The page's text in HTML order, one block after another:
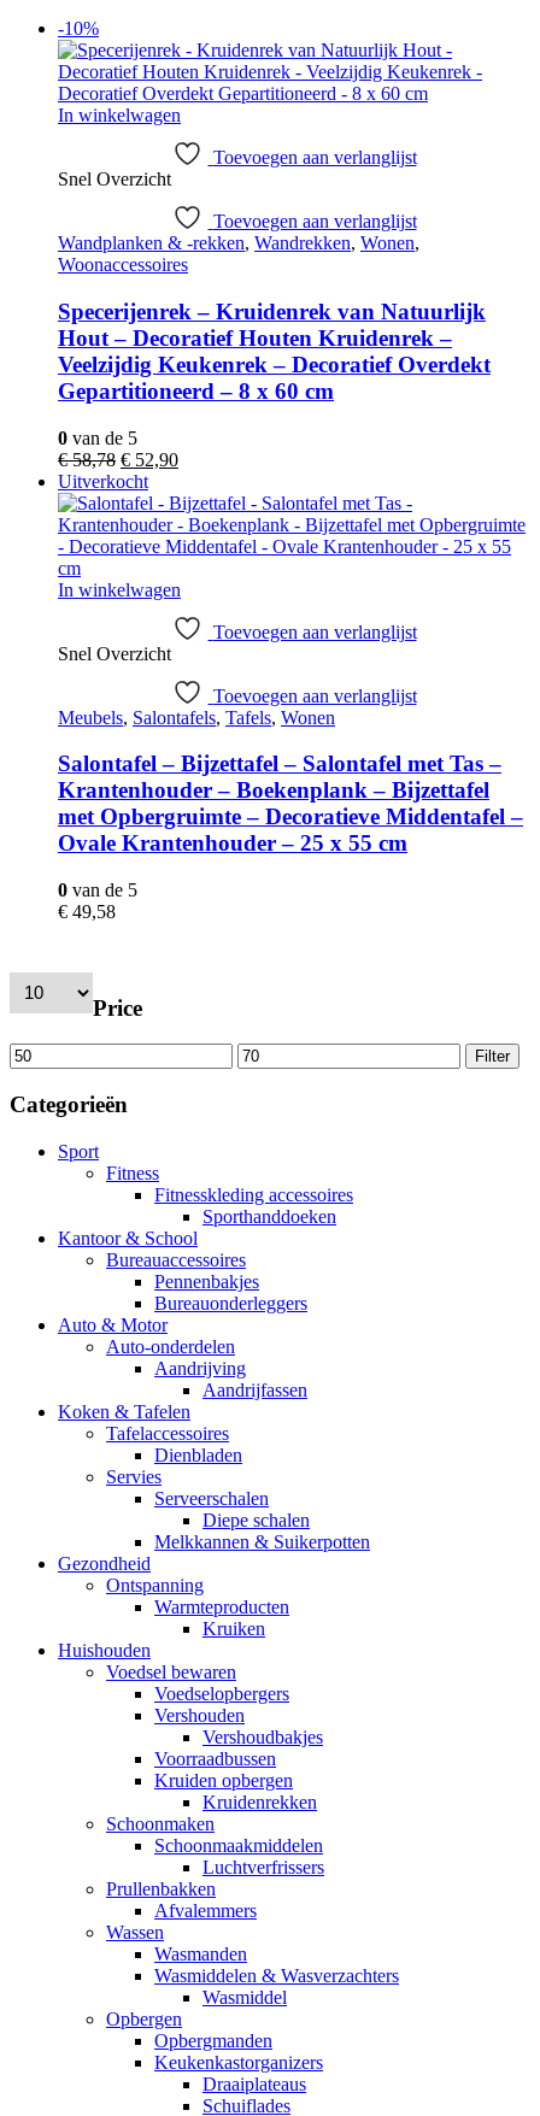
-10%
In winkelwagen
Toevoegen aan verlanglijst
Snel Overzicht
Toevoegen aan verlanglijst
Wandplanken & -rekken, Wandrekken, Wonen,
Woonaccessoires
Specerijenrek – Kruidenrek van Natuurlijk
Hout – Decoratief Houten Kruidenrek –
Veelzijdig Keukenrek – Decoratief Overdekt
Gepartitioneerd – 8 x 60 cm
0 van de 5
€58,78 Oorspronkelijke
prijs
was:
€ 58,78.
€ 52,90Huidige
is:
€ 52,90.
Uitverkocht
In winkelwagen
Toevoegen aan verlanglijst
Snel Overzicht
Toevoegen aan verlanglijst
Meubels, Salontafels, Tafels, Wonen
Salontafel – Bijzettafel – Salontafel met Tas –
Krantenhouder – Boekenplank – Bijzettafel
met Opbergruimte – Decoratieve Middentafel –
Ovale Krantenhouder – 25 x 55 cm
0 van de 5
€ 49,58
Price
Min.
prijs
Max.
prijs
Filter
Categorieën
Sport
Fitness
Fitnesskleding accessoires
Sporthanddoeken
Kantoor & School
Bureauaccessoires
Pennenbakjes
Bureauonderleggers
Auto & Motor
Auto-onderdelen
Aandrijving
Aandrijfassen
Koken & Tafelen
Tafelaccessoires
Dienbladen
Servies
Serveerschalen
Diepe schalen
Melkkannen & Suikerpotten
Gezondheid
Ontspanning
Warmteproducten
Kruiken
Huishouden
Voedsel bewaren
Voedselopbergers
Vershouden
Vershoudbakjes
Voorraadbussen
Kruiden opbergen
Kruidenrekken
Schoonmaken
Schoonmaakmiddelen
Luchtverfrissers
Prullenbakken
Afvalemmers
Wassen
Wasmanden
Wasmiddelen & Wasverzachters
Wasmiddel
Opbergen
Opbergmanden
Keukenkastorganizers
Draaiplateaus
Schuiflades